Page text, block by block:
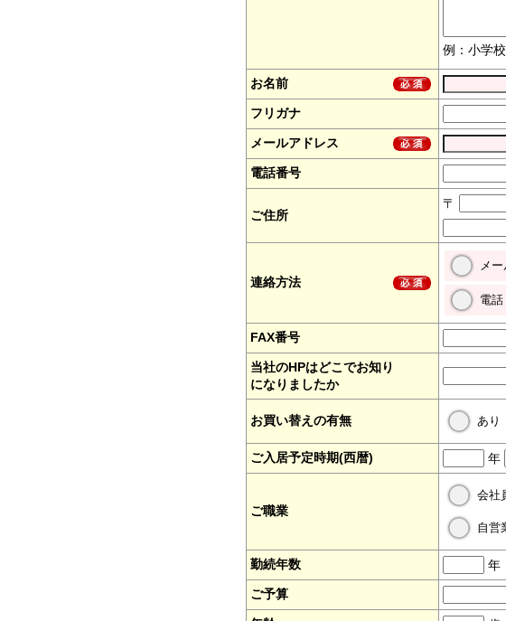
例：小学
お名前
フリガナ
メールアドレス
電話番号
ご住所
〒
連絡方法
メー
電話
FAX番号
当社のHPはどこでお知り
になりましたか
お買い替えの有無 あり
ご入居予定時期(西暦) 年
ご職業
会社
自営
勤続年数
年
ご予算